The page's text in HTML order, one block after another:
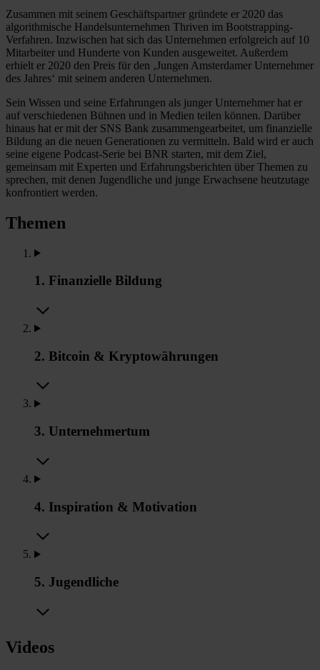
Zusammen mit seinem Geschäftspartner gründete er 2020 das
algorithmische Handelsunternehmen Thriven im Bootstrapping-
Verfahren. Inzwischen hat sich das Unternehmen erfolgreich auf 10
Mitarbeiter und Hunderte von Kunden ausgeweitet. Außerdem
erhielt er 2020 den Preis für den ‚Jungen Amsterdamer Unternehmer
des Jahres‘ mit seinem anderen Unternehmen.
Sein Wissen und seine Erfahrungen als junger Unternehmer hat er
auf verschiedenen Bühnen und in Medien teilen können. Darüber
hinaus hat er mit der SNS Bank zusammengearbeitet, um finanzielle
Bildung an die neuen Generationen zu vermitteln. Bald wird er auch
seine eigene Podcast-Serie bei BNR starten, mit dem Ziel,
gemeinsam mit Experten und Erfahrungsberichten über Themen zu
sprechen, mit denen Jugendliche und junge Erwachsene heutzutage
konfrontiert werden.
Themen
1. Finanzielle Bildung
2. Bitcoin & Kryptowährungen
3. Unternehmertum
4. Inspiration & Motivation
5. Jugendliche
Videos